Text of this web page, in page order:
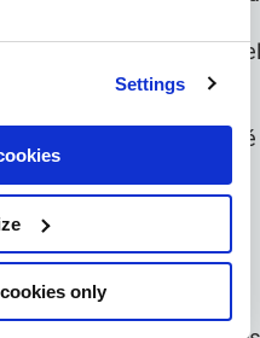
Settings
only
webového
Pri zdieľanom
s ďalšími lokalitami, ktoré
serverov (VPS)
oveľa rýchlejšie ako
môžete na distribúciu